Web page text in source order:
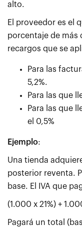
alto.
El proveedor es el
porcentaje de más
recargos que se
Para las
5,2%.
Para las que
Para las que
el 0,5%
Ejemplo:
Una tienda
posterior reventa.
base. El IVA que
(1.000 x 21%) +
Pagará un total